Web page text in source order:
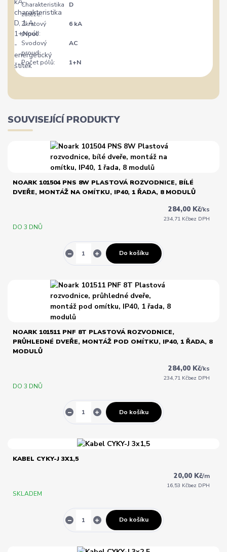
Charakteristika
zátěže:
D
Zkratový
proud:
6 kA
Svodový
proud:
AC
Počet pólů: 1+N
SOUVISEJÍCÍ PRODUKTY
NOARK 101504 PNS 8W PLASTOVÁ ROZVODNICE, BÍLÉ
DVEŘE, MONTÁŽ NA OMÍTKU, IP40, 1 ŘADA, 8 MODULŮ
284,00 Kč/ks
234,71 Kčbez DPH
DO 3 DNŮ
Do košíku
NOARK 101511 PNF 8T PLASTOVÁ ROZVODNICE,
PRŮHLEDNÉ DVEŘE, MONTÁŽ POD OMÍTKU, IP40, 1 ŘADA, 8
MODULŮ
284,00 Kč/ks
234,71 Kčbez DPH
DO 3 DNŮ
Do košíku
KABEL CYKY-J 3X1,5
20,00 Kč/m
16,53 Kčbez DPH
SKLADEM
Do košíku